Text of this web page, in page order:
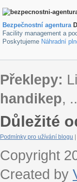
Bezpečnostní agentura
Facility management a
Poskytujeme Náhradní
Překlepy:
handikep,
Důležité
Podmínky pro užívání blogu
Copyright
Created by